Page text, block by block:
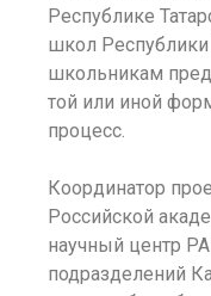
Республике
школ Республики
школьникам
той или иной
процесс.
Координатор
Российской
научный центр
подразделений